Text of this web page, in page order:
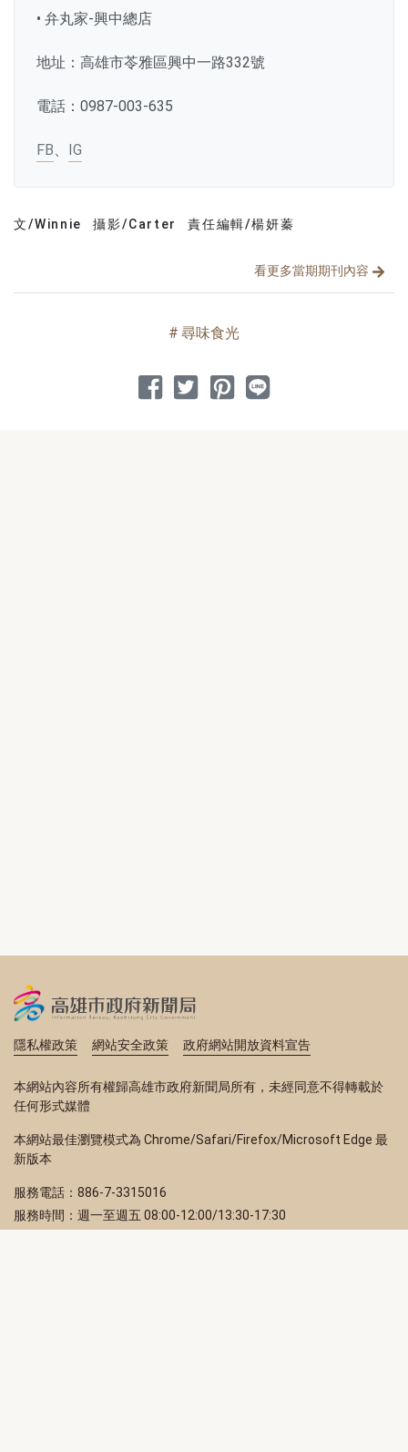
• 弁丸家-興中總店
地址：高雄市苓雅區興中一路332號
電話：0987-003-635
FB IG
文/Winnie 攝影/Carter 責任編輯/楊妍蓁
看更多當期期刊內容
文章分類
尋味食光
分享文章
分享到 Facebook
分享到 Twitter
分享到 Pinterest
分享到 Line
隱私權政策 網站安全政策 政府網站開放資料宣告
本網站內容所有權歸高雄市政府新聞局所有，未經同意不得轉載於
任何形式媒體
本網站最佳瀏覽模式為 Chrome/Safari/Firefox/Microsoft Edge 最
新版本
服務電話：886-7-3315016
服務時間：週一至週五 08:00-12:00/13:30-17:30